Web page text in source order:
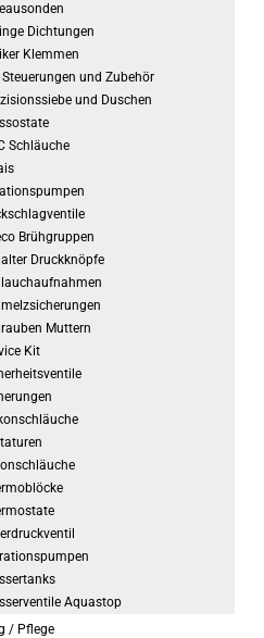
Dichtungen
Klemmen
Steuerungen und Zubehör
und Duschen
Schläuche
Brühgruppen
Druckknöpfe
Muttern
Kit
Aquastop
/ Pflege